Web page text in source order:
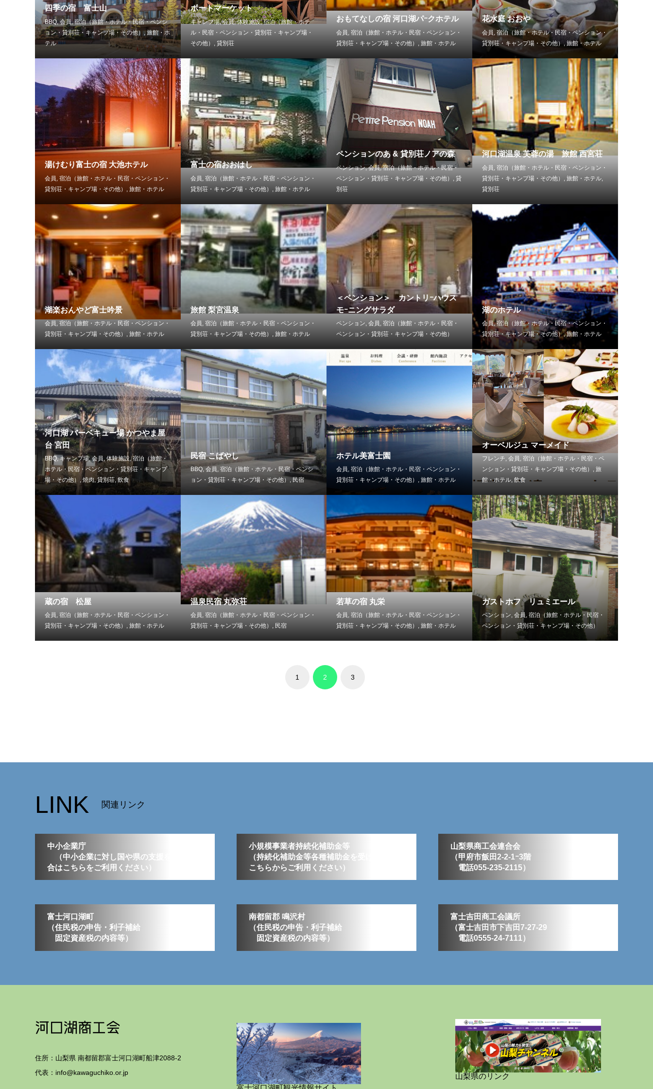
四季の宿 富士山
BBQ,会員,宿泊（旅館・ホテル・民宿・ペンシ
ョン・貸別荘・キャンプ場・その他）,旅館・ホ
テル
ボートマーケット
キャンプ場,会員,体験施設,宿泊（旅館・ホテ
ル・民宿・ペンション・貸別荘・キャンプ場・
その他） , 貸別荘
おもてなしの宿 河口湖パｰクホテル
会員, 宿泊（旅館・ホテル・民宿・ペンション・
貸別荘・キャンプ場・その他） , 旅館・ホテル
花水庭 おおや
会員, 宿泊（旅館・ホテル・民宿・ペンション・
貸別荘・キャンプ場・その他）, 旅館・ホテル
湯けむり富士の宿 大池ホテル
会員, 宿泊（旅館・ホテル・民宿・ペンション・
貸別荘・キャンプ場・その他） , 旅館・ホテル
富士の宿おおはし
会員, 宿泊（旅館・ホテル・民宿・ペンション・
貸別荘・キャンプ場・その他） , 旅館・ホテル
ペンションのあ & 貸別荘ノアの森
ペンション,会員,宿泊（旅館・ホテル・民宿・
ペンション・貸別荘・キャンプ場・その他） , 貸
別荘
河口湖温泉 芙蓉の湯 旅館 西宮荘
会員 , 宿泊（旅館・ホテル・民宿・ペンション・
貸別荘・キャンプ場・その他） , 旅館・ホテル,
貸別荘
湖楽おんやど富士吟景
会員, 宿泊（旅館・ホテル・民宿・ペンション・
貸別荘・キャンプ場・その他） , 旅館・ホテル
旅館 梨宮温泉
会員, 宿泊（旅館・ホテル・民宿・ペンション・
貸別荘・キャンプ場・その他） , 旅館・ホテル
＜ペンション＞ カントリｰハウス
モｰニングサラダ
ペンション, 会員, 宿泊（旅館・ホテル・民宿・
ペンション・貸別荘・キャンプ場・その他）
湖のホテル
会員,宿泊（旅館・ホテル・民宿・ペンション・
貸別荘・キャンプ場・その他）,旅館・ホテル
河口湖 バーベキュー場 かつやま屋
台 宮田
BBQ,キャンプ場,会員, 体験施設,宿泊（旅館・
ホテル・民宿・ペンション・貸別荘・キャンプ
場・その他） ,焼肉,貸別荘,飲食
民宿 こばやし
BBQ, 会員, 宿泊（旅館・ホテル・民宿・ペンシ
ョン・貸別荘・キャンプ場・その他） , 民宿
ホテル美富士園
会員, 宿泊（旅館・ホテル・民宿・ペンション・
貸別荘・キャンプ場・その他） , 旅館・ホテル
オーベルジュ マーメイド
フレンチ, 会員, 宿泊（旅館・ホテル・民宿・ペ
ンション・貸別荘・キャンプ場・その他） , 旅
館・ホテル, 飲食
蔵の宿 松屋
会員, 宿泊（旅館・ホテル・民宿・ペンション・
貸別荘・キャンプ場・その他） , 旅館・ホテル
温泉民宿 丸弥荘
会員, 宿泊（旅館・ホテル・民宿・ペンション・
貸別荘・キャンプ場・その他） , 民宿
若草の宿 丸栄
会員, 宿泊（旅館・ホテル・民宿・ペンション・
貸別荘・キャンプ場・その他） , 旅館・ホテル
ガストホフ リュミエール
ペンション, 会員, 宿泊（旅館・ホテル・民宿・
ペンション・貸別荘・キャンプ場・その他）
1 2 3
LINK 関連リンク
中小企業庁
（中小企業に対し国や県の支援を要する場
合はこちらをご利用ください）
小規模事業者持続化補助金等
（持続化補助金等各種補助金を受けたい方は
こちらからご利用ください）
山梨県商工会連合会
（甲府市飯田2-2-1ｰ3階
電話055-235-2115）
富士河口湖町
（住民税の申告・利子補給
固定資産税の内容等）
南都留郡 鳴沢村
（住民税の申告・利子補給
固定資産税の内容等）
富士吉田商工会議所
（富士吉田市下吉田7-27-29
電話0555-24-7111）
住所：山梨県 南都留郡富士河口湖町船津2088-2
代表：info@kawaguchiko.or.jp
山梨県のリンク